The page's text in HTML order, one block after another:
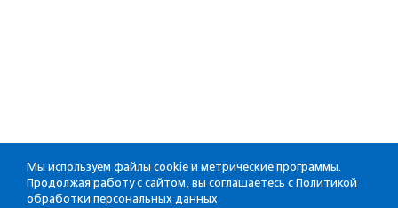
Мы используем файлы cookie и метрические программы.
Продолжая работу с сайтом, вы соглашаетесь с Политикой
обработки персональных данных